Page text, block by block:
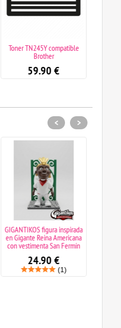
Toner TN245Y compatible
Brother
59.90€
GIGANTIKOS figura inspirada
en Gigante Reina Americana
con vestimenta San Fermín
24.90€
(1)
< >